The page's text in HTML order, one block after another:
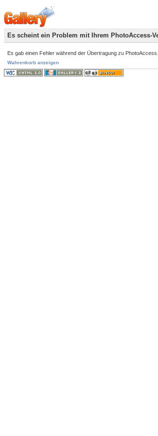
Es scheint ein Problem mit Ihrem PhotoAccess-
Es gab einen Fehler während der Übertragung zu
Wahrenkorb anzeigen